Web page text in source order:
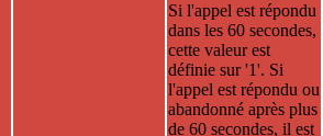
Si l'appel est répondu
dans les 60 secondes,
cette valeur est
définie sur '1'. Si
l'appel est répondu ou
abandonné après plus
de 60 secondes, il est